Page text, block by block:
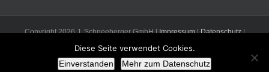
Copyright2026 J. Schneeberger GmbH |Impressum|Datenschutz|
Facebook
Diese Seite verwendet Cookies.
Einverstanden
Mehr zum Datenschutz